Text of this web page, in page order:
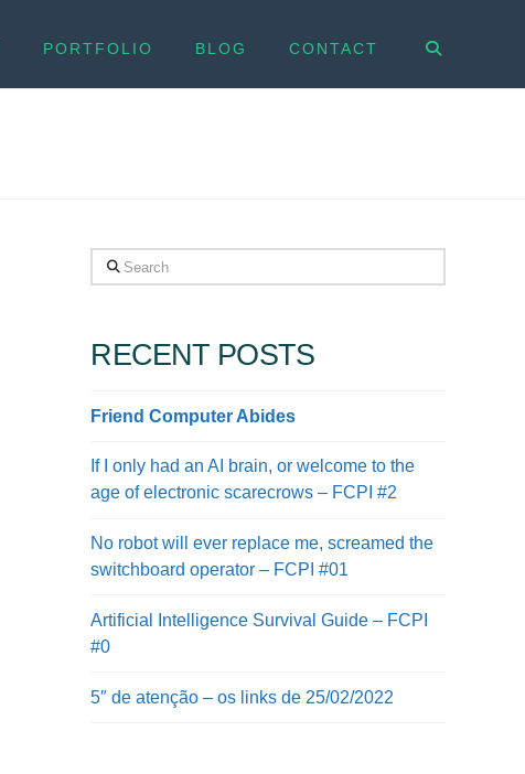
PORTFOLIO BLOG CONTACT
Search
RECENT POSTS
Friend Computer Abides
If I only had an AI brain, or welcome to the
age of electronic scarecrows – FCPI #2
No robot will ever replace me, screamed the
switchboard operator – FCPI #01
Artificial Intelligence Survival Guide – FCPI
#0
5″ de atenção – os links de 25/02/2022